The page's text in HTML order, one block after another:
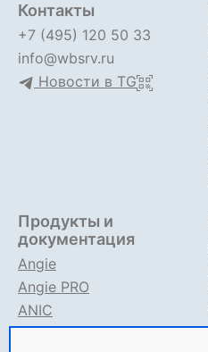
Контакты
+7 (495) 120 50 33
info@wbsrv.ru
Новости в TG
Продукты и
документация
Angie
Angie PRO
ANIC
Angie ADC